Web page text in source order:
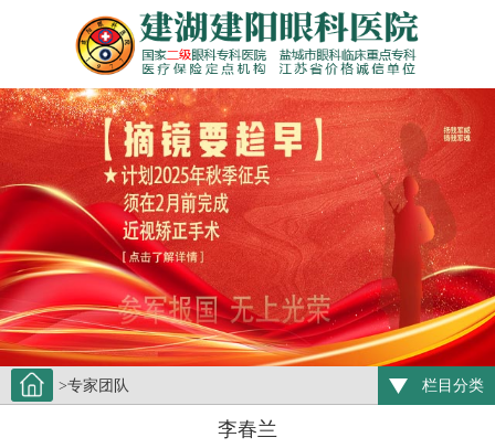
>专家团队 栏目分类
李春兰